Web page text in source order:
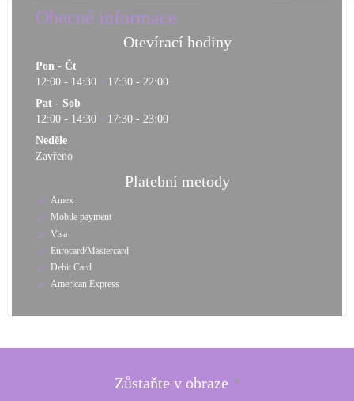
Obecné informace
Otevírací hodiny
Pon - Čt
12:00 - 14:30 •
17:30 - 22:00
Pat - Sob
12:00 - 14:30 •
17:30 - 23:00
Neděle
Zavřeno
Platební metody
Amex
Mobile payment
Visa
Eurocard/Mastercard
Debit Card
American Express
Zůstaňte v obraze *